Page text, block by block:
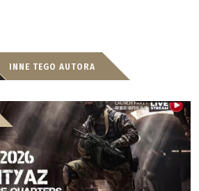
INNE TEGO AUTORA